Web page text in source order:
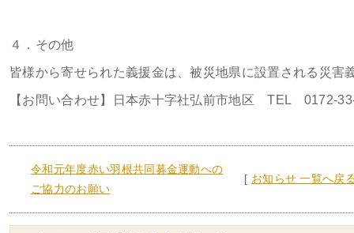
４．その他
皆様から寄せられた義援金は、被災地県に設置される災害
【お問い合わせ】日本赤十字社弘前市地区 TEL 0172-
令和元年度赤い羽根共同募金運動への
ご協力のお願い
[ お知らせ 一覧へ戻